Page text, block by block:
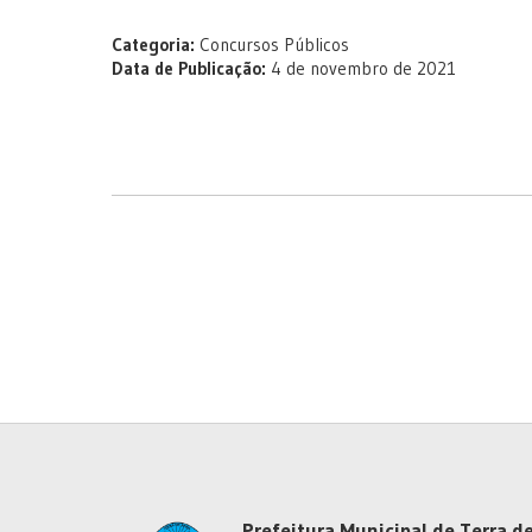
Categoria: Concursos Públicos
Data de Publicação: 4 de novembro de 2021